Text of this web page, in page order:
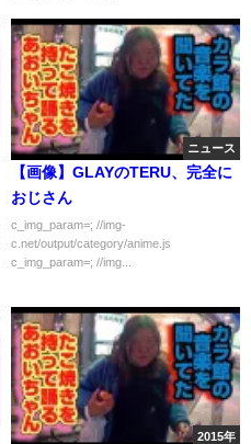
ニュース
【画像】GLAYのTERU、完全に
おじさん
c_img_param=; //img-
c.net/output/category/anime.js
c_img_param=; //img...
2015年